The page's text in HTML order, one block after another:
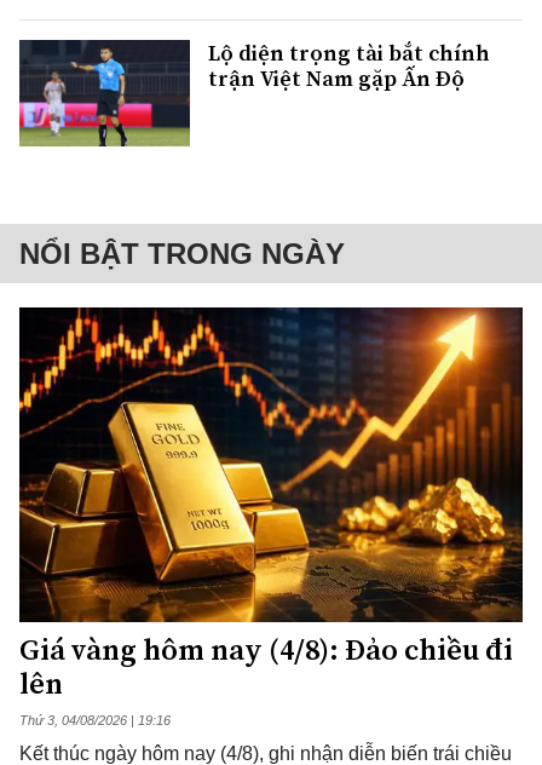
Lộ diện trọng tài bắt chính
trận Việt Nam gặp Ấn Độ
NỔI BẬT TRONG NGÀY
Giá vàng hôm nay (4/8): Đảo chiều đi
lên
Thứ 3, 04/08/2026 | 19:16
Kết thúc ngày hôm nay (4/8), ghi nhận diễn biến trái chiều